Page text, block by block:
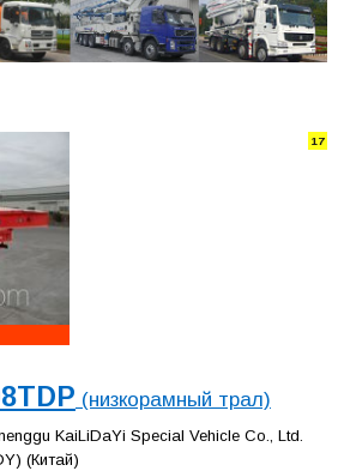
17
(низкорамный трал)
KaiLiDaYi Special Vehicle Co., Ltd.
(Китай)